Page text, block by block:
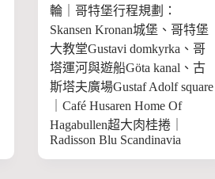
輪｜哥特堡行程規劃：
Skansen Kronan城堡、哥特堡
大教堂Gustavi domkyrka、哥
塔運河與遊船Göta kanal、古
斯塔夫廣場Gustaf Adolf square
｜Café Husaren Home Of
Hagabullen超大肉桂捲｜
Radisson Blu Scandinavia